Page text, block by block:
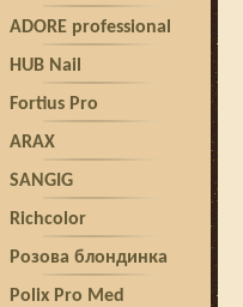
ADORE professional
HUB Nail
Fortius Pro
ARAX
SANGIG
Richcolor
Розова блондинка
Polix Pro Med